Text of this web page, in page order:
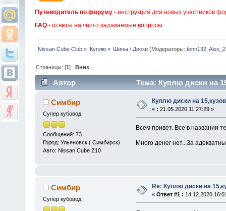
Путеводитель по форуму - инструкция для новых участников
FAQ - ответы на часто задаваемые вопросы
Nissan Cube Club » Куплю» Шины / Диски(Модераторы: tonn132,
Страницы: [1]Вниз
Автор Тема: Куплю диски на
Симбир
Супер кубовод
Сообщений: 73
Город: Ульяновск ( Симбирск)
Авто: Nissan Cube Z10
Куплю диски на
« : 21.05.2020 11:27:29 »
Всем привет. Все в названии
Много денег нет...За
Симбир
Супер кубовод
Re: Куплю диски на
« Ответ #1 : 14.12.2020